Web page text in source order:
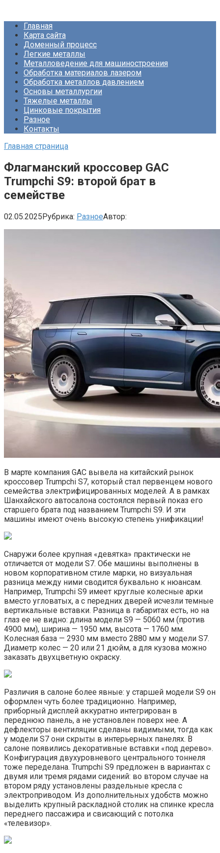
контентуГлавная
Карта сайта
Доменный процесс
Легкие металлы
Металловедение для машиностроения
Обработка материалов лазером
Обработка металлов давлением
Основы металлургии
Тяжелые металлы
Цинковые покрытия
Разное
Контакты
Главная страница
Флагманский кроссовер GAC
Trumpchi S9: второй брат в
семействе
02.05.2025Рубрика: РазноеАвтор:
В марте компания GAC вывела на китайский рынок
кроссовер Trumpchi S7, который стал первенцем нового
семейства электрифицированных моделей. А в рамках
Шанхайского автосалона состоялся первый показ его
старшего брата под названием Trumpchi S9. И эти
машины имеют очень высокую степень унификации!
Снаружи более крупная «девятка» практически не
отличается от модели S7. Обе машины выполнены в
новом корпоративном стиле марки, но визуальная
разница между ними сводится буквально к нюансам.
Например, Trumpchi S9 имеет круглые колесные арки
вместо угловатых, а с передних дверей исчезли темные
вертикальные вставки. Разница в габаритах есть, но на
глаз ее не видно: длина модели S9 — 5060 мм (против
4900 мм), ширина — 1950 мм, высота — 1760 мм.
Колесная база — 2930 мм вместо 2880 мм у модели S7.
Диаметр колес — 20 или 21 дюйм, а для кузова можно
заказать двухцветную окраску.
Различия в салоне более явные: у старшей модели S9 он
оформлен чуть более традиционно. Например,
приборный дисплей аккуратно интегрирован в
переднюю панель, а не установлен поверх нее. А
дефлекторы вентиляции сделаны видимыми, тогда как
у модели S7 они скрыты в интерьерных панелях. В
салоне появились декоративные вставки «под дерево».
Конфигурация двухуровневого центрального тоннеля
тоже переделана. Trumpchi S9 предложен в вариантах с
двумя или тремя рядами сидений: во втором случае на
втором ряду установлены раздельные кресла с
электроприводом. Из дополнительных удобств можно
выделить крупный раскладной столик на спинке кресла
переднего пассажира и свисающий с потолка
«телевизор».